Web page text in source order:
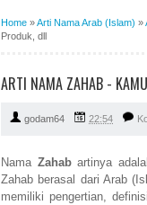
Home »Arti Nama Arab (Islam) »
Produk, dll
ARTI NAMA ZAHAB -
godam64 22:54
Nama Zahabartinya
Zahab berasal dari Arab
memiliki pengertian,